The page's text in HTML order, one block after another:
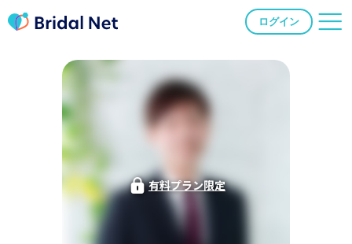
ログイン
有料プラン限定